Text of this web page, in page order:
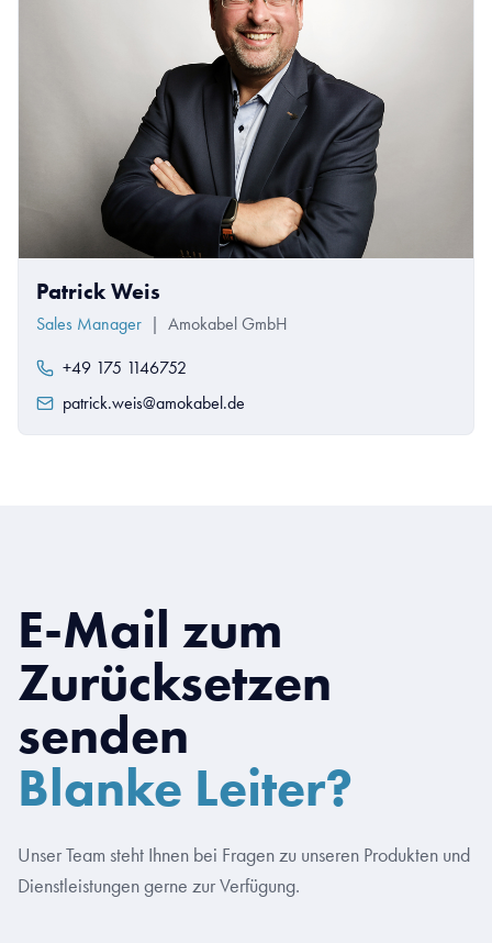
Patrick Weis
Sales Manager | Amokabel GmbH
+49 175 1146752
patrick.weis@amokabel.de
E-Mail zum
Zurücksetzen
senden
Blanke Leiter?
Unser Team steht Ihnen bei Fragen zu unseren Produkten und
Dienstleistungen gerne zur Verfügung.